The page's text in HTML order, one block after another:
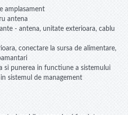
amplasament
antena
- antena, unitate exterioara, cablu
conectare la sursa de alimentare,
si punerea in functiune a sistemului
sistemul de management